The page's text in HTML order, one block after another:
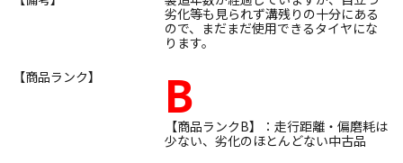
劣化等も見られず溝残りの十分にある
ので、まだまだ使用できるタイヤにな
ります。
【商品ランク】
B
【商品ランクB】：走行距離・偏磨耗は
少ない、劣化のほとんどない中古品